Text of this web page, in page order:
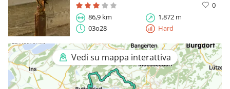
0
86,9 km
1.872 m
03o28
Hard
Vedi su mappa interattiva